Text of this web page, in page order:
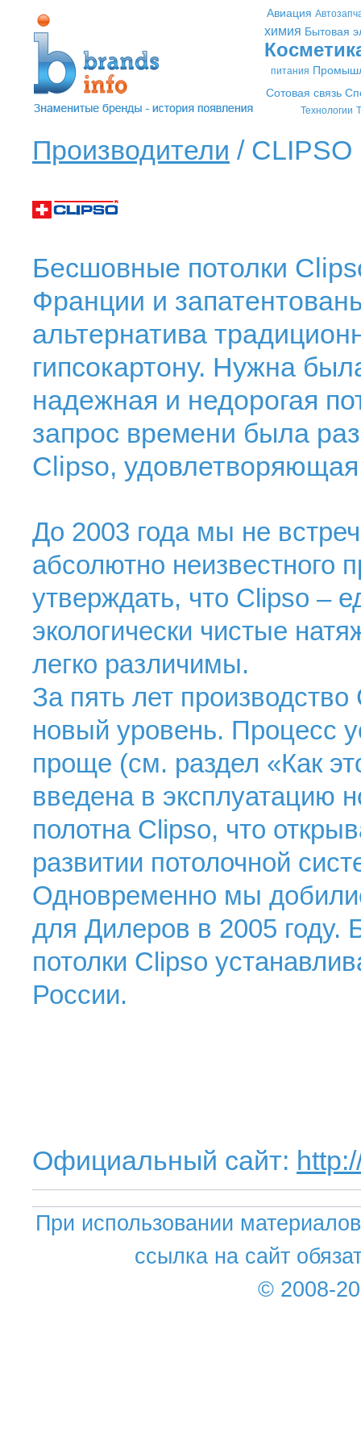
Авиация
химия Бытовая
питания
Сотовая связь
Технологии
Производители / CLIPSO
Бесшовные потолки
Франции и
альтернатива
гипсокартону. Нужна
надежная и недорогая
запрос времени была
Clipso,
До 2003 года мы не
абсолютно неизвестного
утверждать, что Clipso –
экологически чистые
легко различимы.
За пять лет
новый уровень. Процесс
проще (см. раздел «Как
введена в эксплуатацию
полотна Clipso, что
развитии потолочной
Одновременно мы
для Дилеров в 2005
потолки Clipso
России.
Официальный сайт:
При использовании
ссылка на сайт
© 2008-